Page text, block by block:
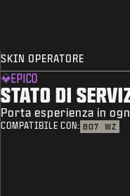
SKIN OPERATORE
EPICO
STATO DI
Porta esperienza in
COMPATIBILE CON: BO7 WZ